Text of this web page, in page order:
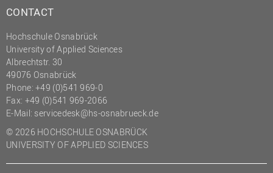
Innovationsmanagement
CONTACT
Hochschule Osnabrück
University of Applied Sciences
Albrechtstr. 30
49076 Osnabrück
Phone: +49 (0)541 969-0
Fax: +49 (0)541 969-2066
E-Mail: servicedesk@hs-osnabrueck.de
© 2026 HOCHSCHULE OSNABRÜCK
UNIVERSITY OF APPLIED SCIENCES